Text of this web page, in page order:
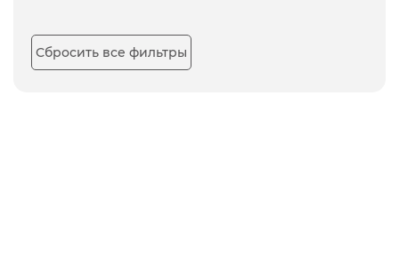
Сбросить все фильтры